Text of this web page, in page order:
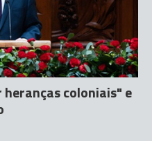
heranças coloniais" e